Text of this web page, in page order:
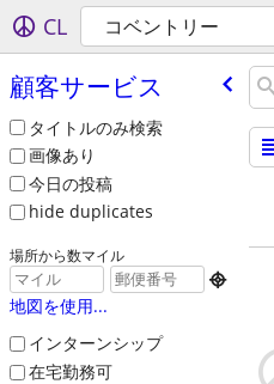
CL コベントリー
顧客サービス
タイトルのみ検索
画像あり
今日の投稿
hide duplicates
場所から数マイル

地図を使用...
インターンシップ
在宅勤務可